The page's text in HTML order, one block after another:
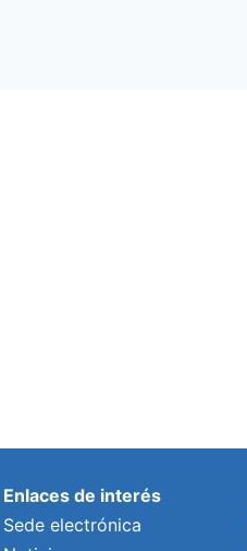
Enlaces de interés
Sede electrónica